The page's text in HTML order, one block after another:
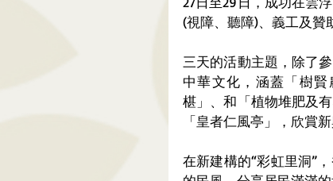
(視障、聽障)、義工及贊
三天的活動主題，除了
中華文化，涵蓋「樹
椹」、和「植物堆肥及
「皇者仁風亭」，欣賞
在新建構的“彩虹里洞”